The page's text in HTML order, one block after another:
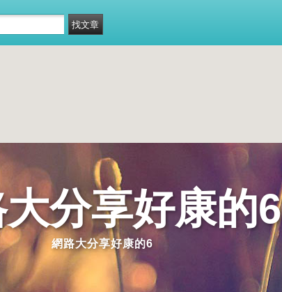
分享好康的6
網路大分享好康的6